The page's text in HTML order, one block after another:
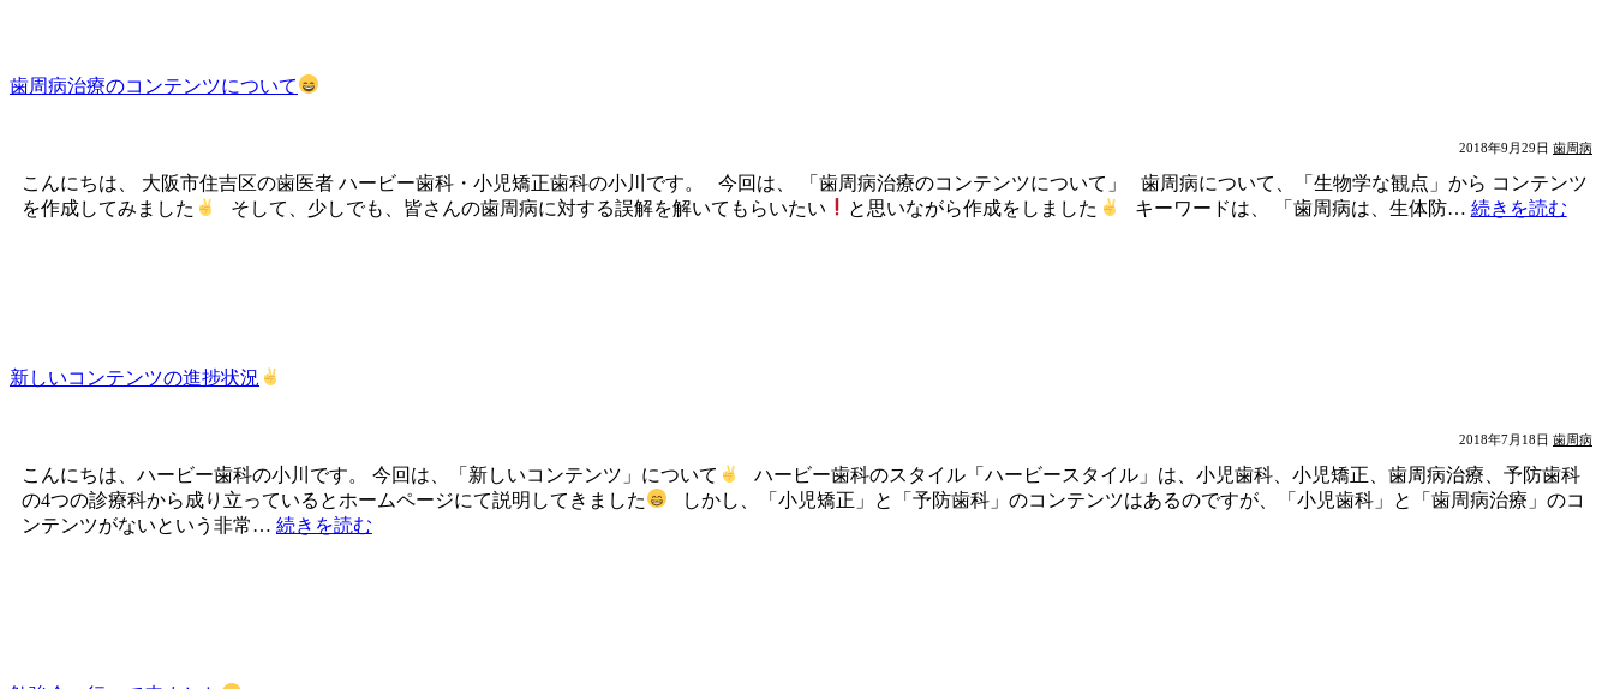
歯周病治療のコンテンツについて
2018年9月29日 歯周病
こんにちは、 大阪市住吉区の歯医者 ハービー歯科・小児矯正歯科の小川です。 今回は、 「歯周病治療のコンテンツについて」 歯周病について、「生物学な観点」から コンテンツ
を作成してみました
そして、少しでも、皆さんの歯周病に対する誤解を解いてもらいたい と思いながら作成をしました キーワードは、 「歯周病は、生体防… 続きを読む
新しいコンテンツの進捗状況
2018年7月18日 歯周病
こんにちは、ハービー歯科の小川です。 今回は、「新しいコンテンツ」について
ハービー歯科のスタイル「ハービースタイル」は、小児歯科、小児矯正、歯周病治療、予防歯科
の4つの診療科から成り立っているとホームページにて説明してきました
しかし、「小児矯正」と「予防歯科」のコンテンツはあるのですが、「小児歯科」と「歯周病治療」のコ
ンテンツがないという非常… 続きを読む